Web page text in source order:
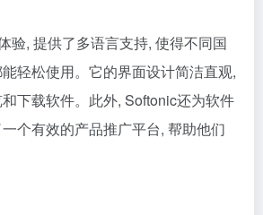
验, 提供了多语言支持, 使得不同国
轻松使用。它的界面设计简洁直观,
下载软件。此外, Softonic还为软件
个有效的产品推广平台, 帮助他们